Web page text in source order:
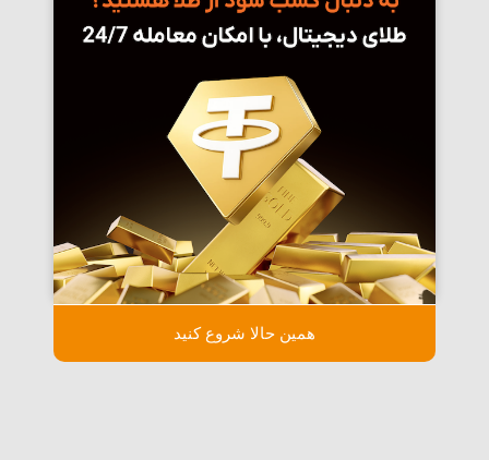
همین حالا شروع کنید